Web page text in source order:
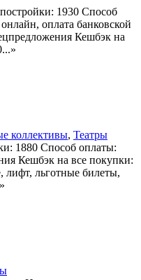
1930 Способ
оплата банковской
Кешбэк на
коллективы, Театры
1880 Способ оплаты:
Кешбэк на все покупки:
лифт, льготные билеты,